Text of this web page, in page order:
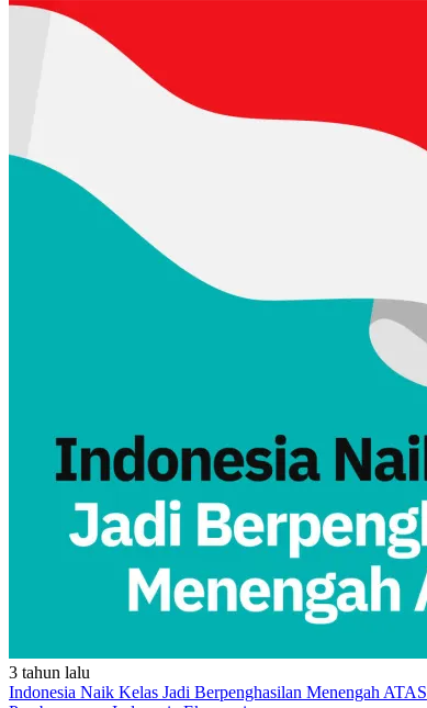
3 tahun lalu
Indonesia Naik Kelas Jadi Berpenghasilan Menengah ATAS